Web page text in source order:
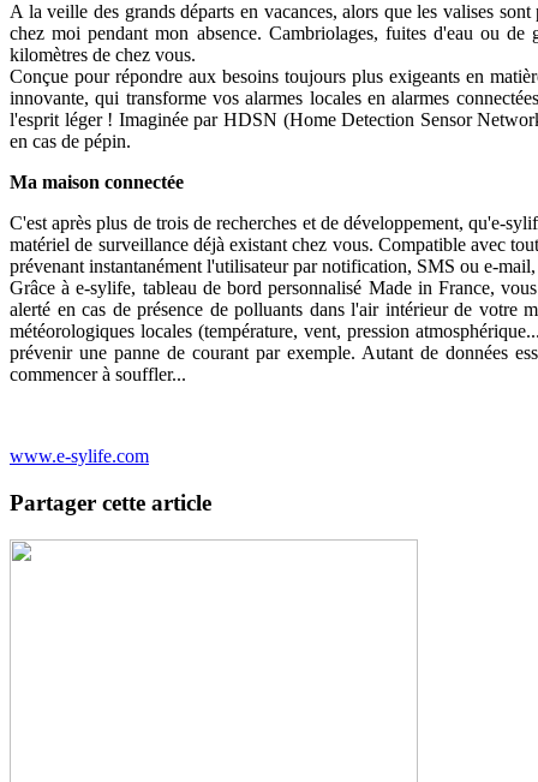
A la veille des grands départs en vacances, alors que les valises
chez moi pendant mon absence. Cambriolages, fuites d'eau ou
kilomètres de chez vous.
Conçue pour répondre aux besoins toujours plus exigeants en
innovante, qui transforme vos alarmes locales en alarmes
l'esprit léger ! Imaginée par HDSN (Home Detection Sensor
en cas de pépin.
Ma maison connectée
C'est après plus de trois de recherches et de développement, qu'e-
matériel de surveillance déjà existant chez vous. Compatible avec
prévenant instantanément l'utilisateur par notification, SMS ou e-
Grâce à e-sylife, tableau de bord personnalisé Made in France,
alerté en cas de présence de polluants dans l'air intérieur de votre
météorologiques locales (température, vent, pression
prévenir une panne de courant par exemple. Autant de données
commencer à souffler...
www.e-sylife.com
Partager cette article